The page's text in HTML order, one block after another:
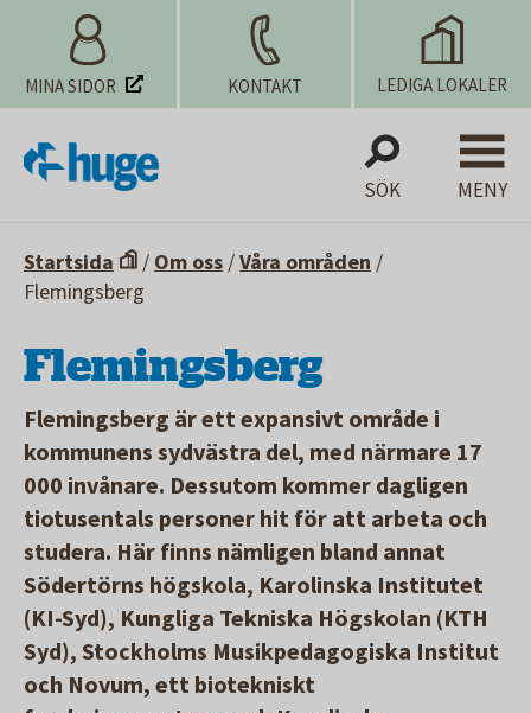
MINA SIDOR KONTAKT LEDIGA LOKALER
SÖK MENY
Startsida / Om oss /Våra områden /
Flemingsberg
Flemingsberg
Flemingsberg är ett expansivt område i
kommunens sydvästra del, med närmare 17
000 invånare. Dessutom kommer dagligen
tiotusentals personer hit för att arbeta och
studera. Här finns nämligen bland annat
Södertörns högskola, Karolinska Institutet
(KI-Syd), Kungliga Tekniska Högskolan (KTH
Syd), Stockholms Musikpedagogiska Institut
och Novum, ett biotekniskt